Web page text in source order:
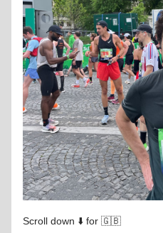
Scroll down ⬇️ for 🇬🇧